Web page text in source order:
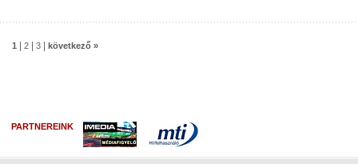
1 2 3 következő »
PARTNEREINK